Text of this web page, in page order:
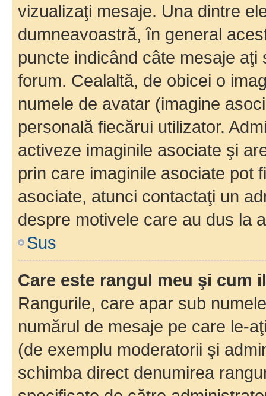
vizualizaţi mesaje. Una dintre
dumneavoastră, în general
puncte indicând câte mesaje
forum. Cealaltă, de obicei o
numele de avatar (imagine
personală fiecărui utilizator.
activeze imaginile asociate şi
prin care imaginile asociate pot
asociate, atunci contactaţi un
despre motivele care au dus la
Sus
Care este rangul meu şi cum
Rangurile, care apar sub
numărul de mesaje pe care le-
(de exemplu moderatorii şi
schimba direct denumirea